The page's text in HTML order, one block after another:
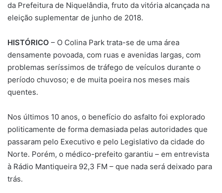
da Prefeitura de Niquelândia, fruto da vitória alcançada na
eleição suplementar de junho de 2018.
HISTÓRICO – O Colina Park trata-se de uma área
densamente povoada, com ruas e avenidas largas, com
problemas seríssimos de tráfego de veículos durante o
período chuvoso; e de muita poeira nos meses mais
quentes.
Nos últimos 10 anos, o benefício do asfalto foi explorado
politicamente de forma demasiada pelas autoridades que
passaram pelo Executivo e pelo Legislativo da cidade do
Norte. Porém, o médico-prefeito garantiu – em entrevista
à Rádio Mantiqueira 92,3 FM – que nada será deixado para
trás.